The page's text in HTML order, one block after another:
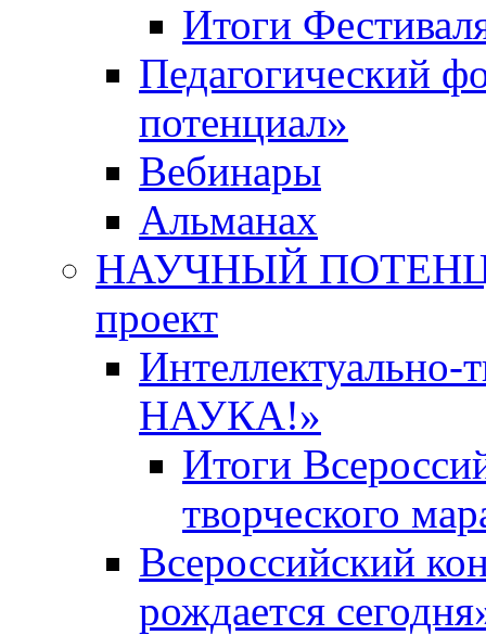
Итоги
Педагогический
потенциал»
Вебинары
Альманах
НАУЧНЫЙ
проект
НАУКА!»
Итоги
творческого
Всероссийский
рождается